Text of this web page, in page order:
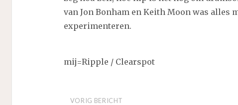
van Jon Bonham en Keith Moon was alles
experimenteren.
mij=Ripple / Clearspot
VORIG BERICHT